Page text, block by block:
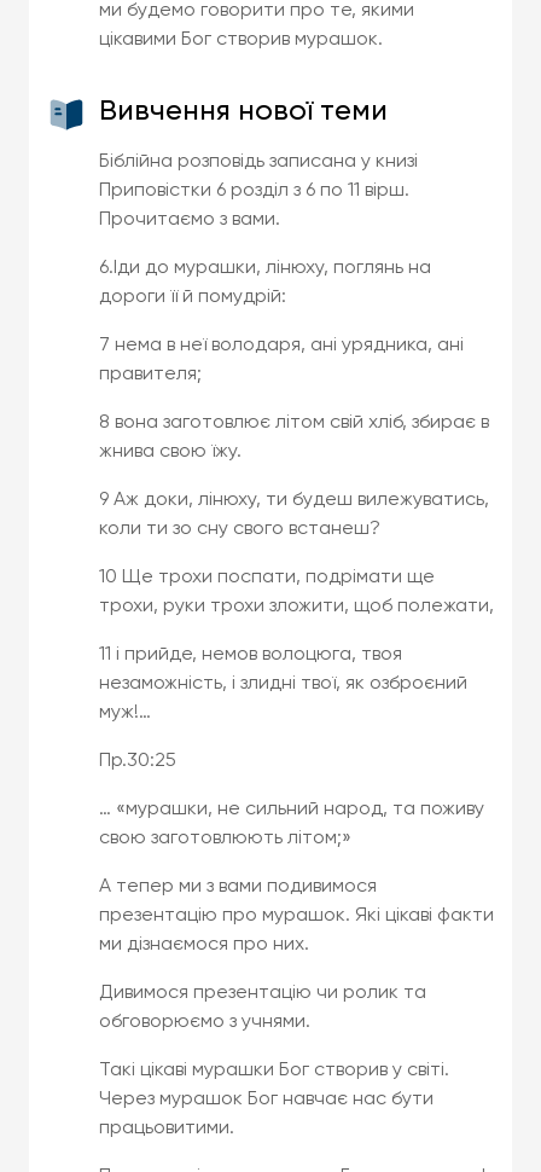
ми будемо говорити про те, якими
цікавими Бог створив мурашок.
Вивчення нової теми
Біблійна розповідь записана у книзі
Приповістки 6 розділ з 6 по 11 вірш.
Прочитаємо з вами.
6.Іди до мурашки, лінюху, поглянь на
дороги її й помудрій:
7 нема в неї володаря, ані урядника, ані
правителя;
8 вона заготовлює літом свій хліб, збирає в
жнива свою їжу.
9 Аж доки, лінюху, ти будеш вилежуватись,
коли ти зо сну свого встанеш?
10 Ще трохи поспати, подрімати ще
трохи, руки трохи зложити, щоб полежати,
11 і прийде, немов волоцюга, твоя
незаможність, і злидні твої, як озброєний
муж!…
Пр.30:25
… «мурашки, не сильний народ, та поживу
свою заготовлюють літом;»
А тепер ми з вами подивимося
презентацію про мурашок. Які цікаві факти
ми дізнаємося про них.
Дивимося презентацію чи ролик та
обговорюємо з учнями.
Такі цікаві мурашки Бог створив у світі.
Через мурашок Бог навчає нас бути
працьовитими.